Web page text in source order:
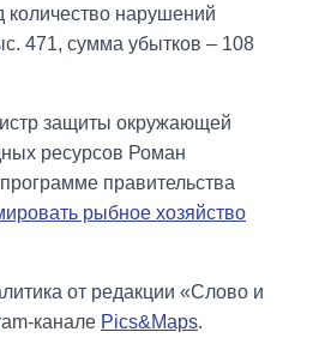
нарушений
471, сумма убытков – 108
защиты окружающей
ресурсов Роман
правительства
рыбное хозяйство
от редакции «Слово и
канале Pics&Maps.